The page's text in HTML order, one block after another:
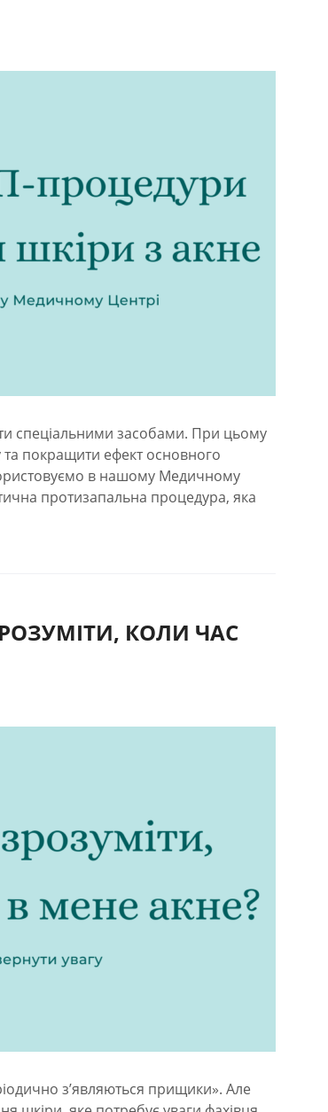
спеціальними засобами. При цьому
та покращити ефект основного
в нашому Медичному
протизапальна процедура, яка
КОЛИ ЧАС
з’являються прищики». Але